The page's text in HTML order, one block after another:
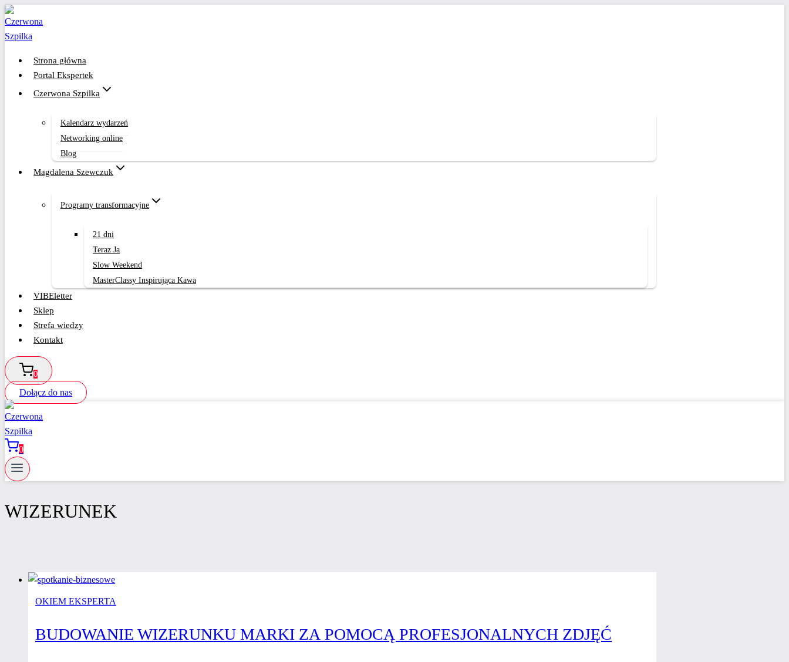
Przejdź
do
treści
Strona główna
Portal Ekspertek
Czerwona Szpilka
Kalendarz wydarzeń
Networking online
Blog
Magdalena Szewczuk
Programy transformacyjne
21 dni
Teraz Ja
Slow Weekend
MasterClassy Inspirująca Kawa
VIBEletter
Sklep
Strefa wiedzy
Kontakt
0
Dołącz do nas
0
WIZERUNEK
OKIEM EKSPERTA
BUDOWANIE WIZERUNKU MARKI ZA POMOCĄ PROFESJONALNYCH ZDJĘĆ